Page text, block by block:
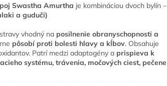
Swastha Amurtha je kombináciou dvoch bylín –
a guduči)
vhodný na posilnenie obranyschopnosti a
pôsobí proti bolesti hlavy a kĺbov. Obsahuje
Patrí medzi adaptogény a prispieva k
systému, trávenia, močových ciest, pečene